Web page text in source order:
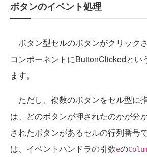
ボタンのイベント処理
ボタン型セルのボタンがクリック
コンポーネントにButtonClickedとい
ます。
ただし、複数のボタンをセル型に
は、どのボタンが押されたのかが分
されたボタンがあるセルの行列番号
は、イベントハンドラの引数eの